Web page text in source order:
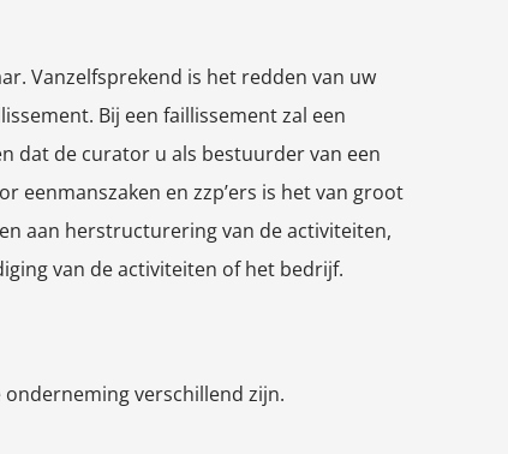
Vanzelfsprekend is het redden van uw
Bij een faillissement zal een
dat de curator u als bestuurder van een
eenmanszaken en zzp’ers is het van groot
aan herstructurering van de activiteiten,
van de activiteiten of het bedrijf.
verschillend zijn.